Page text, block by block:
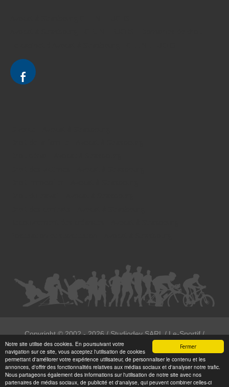
Fermer
Notre site utilise des cookies. En poursuivant votre
navigation sur ce site, vous acceptez l'utilisation de cookies
permettant d'améliorer votre expérience utilisateur, de personnaliser le contenu et les
annonces, d'offrir des fonctionnalités relatives aux médias sociaux et d'analyser notre trafic.
Nous partageons également des informations sur l'utilisation de notre site avec nos
partenaires de médias sociaux, de publicité et d'analyse, qui peuvent combiner celles-ci
Copyright ©2002 - 2026/ Studiodev SARL / Le-Sportif /
Registration4all
Tous droits réservées.
Numéro de déclaration CNIL : 1999972